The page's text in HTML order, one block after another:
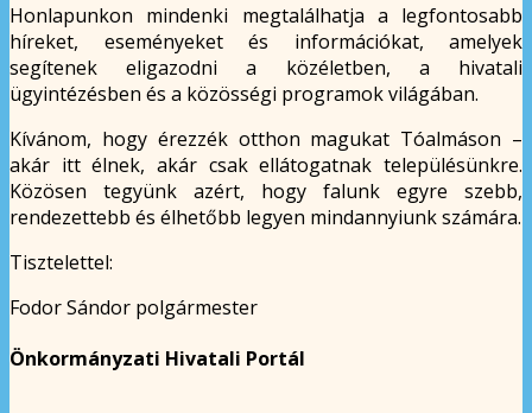
Honlapunkon mindenki megtalálhatja a legfontosabb
híreket, eseményeket és információkat, amelyek
segítenek eligazodni a közéletben, a hivatali
ügyintézésben és a közösségi programok világában.
Kívánom, hogy érezzék otthon magukat Tóalmáson –
akár itt élnek, akár csak ellátogatnak településünkre.
Közösen tegyünk azért, hogy falunk egyre szebb,
rendezettebb és élhetőbb legyen mindannyiunk számára.
Tisztelettel:
Fodor Sándor polgármester
Önkormányzati Hivatali Portál